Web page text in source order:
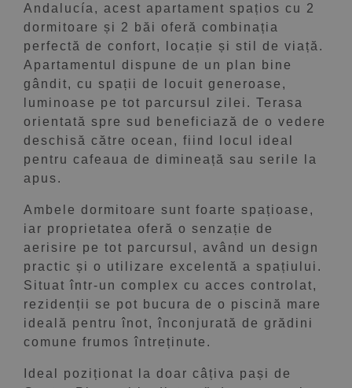
Andalucía, acest apartament spațios cu 2
dormitoare și 2 băi oferă combinația
perfectă de confort, locație și stil de viață.
Apartamentul dispune de un plan bine
gândit, cu spații de locuit generoase,
luminoase pe tot parcursul zilei. Terasa
orientată spre sud beneficiază de o vedere
deschisă către ocean, fiind locul ideal
pentru cafeaua de dimineață sau serile la
apus.
Ambele dormitoare sunt foarte spațioase,
iar proprietatea oferă o senzație de
aerisire pe tot parcursul, având un design
practic și o utilizare excelentă a spațiului.
Situat într-un complex cu acces controlat,
rezidenții se pot bucura de o piscină mare
ideală pentru înot, înconjurată de grădini
comune frumos întreținute.
Ideal poziționat la doar câțiva pași de